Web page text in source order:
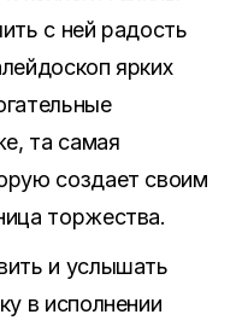
с ней радость
ярких
та самая
создает своим
торжества.
и услышать
в исполнении